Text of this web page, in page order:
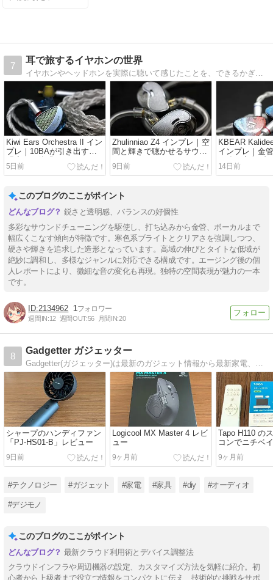
7
耳で旅するイヤホンの世界
イヤホンやヘッドホンを実際に聴いて感じたことを、できるかぎり素直に言葉にしています。「その機種と過ごした記録」を残すつもりで、ひとつひとつの音の景色を切り取って書いています。
Kiwi Ears Orchestra II イン
プレ｜10BAが引き出す透
明度と一体感
5日前
Zhulinniao Z4 インプレ｜空
間と輝きで聴かせるサウン
9日前
KBEAR
インプレ｜金
に強い寒色ブ
14日前
このブログのここがポイント
鋭さと透明感、バランスの好個性
多彩なサウンドチューニングを駆使し、打ち込みから金管、ボーカルまで
幅広くこなす傾向が特徴です。寒色系ブライトとクリアさを強調しつつ、
硬さや輝きを追求した造形となっています。高域の伸びとタイトな低域が
絶妙に調和し、多様なジャンルに対応できる構成です。エージング後の個
人レポートにより、微細な音の変化も再現。独特の空間表現が魅力の一本
です。
2134962 1
週間IN:12 週間OUT:56 月間IN:20
8
Gadgetter ガジェッター
Gadgetter(ガジェッター)は最新のガジェット情報から最新家電、家具、生活雑貨などメジャーなものからニッチなものまで幅広く情報をお届けします。
シャープのハンディファン
「PJ-HS01-B」レビュー
9日前
Logicool MX Master 4 レビ
ュー
9ヶ月前
Tapo H110 の
コンでニチベ
インド「アル
マート化する
9ヶ月前
#テクノロジー #ガジェット #家電 #家具 #diy #オーディオ
#デジモノ
このブログのここがポイント
最新クラウド利用術とデバイス調整法
クラウドインフラや周辺機器の設定、カスタマイズ方法を気軽に紹介。初
心者から上級者まで役立つ情報をコンパクトに伝え、技術的な挑戦をサポ